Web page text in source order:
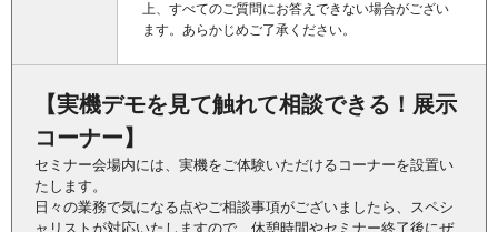
上、すべてのご質問にお答えできない場合がござい
ます。あらかじめご了承ください。
【実機デモを見て触れて相談できる！展示
コーナー】
セミナー会場内には、実機をご体験いただけるコーナーを設置い
たします。
日々の業務で気になる点やご相談事項がございましたら、スペシ
ャリストが対応いたしますので、休憩時間やセミナー終了後にぜ